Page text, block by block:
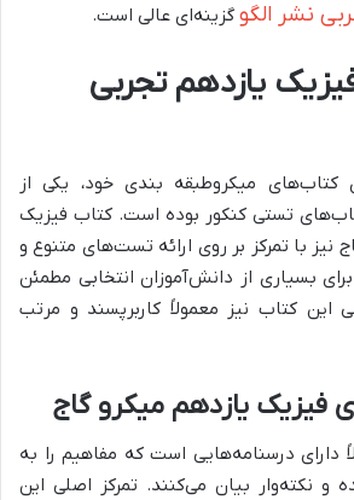
گزینه‌ای عالی است.
یازدهم تجربی
کتاب‌های میکروطبقه بندی خود، یکی از
تستی کنکور بوده است. کتاب فیزیک
نیز با تمرکز بر روی ارائه تست‌های متنوع و
بسیاری از دانش‌آموزان انتخابی مطمئن
این کتاب نیز معمولاً کاربرپسند و مرتب
فیزیک یازدهم میکرو گاج
دارای درسنامه‌هایی است که مفاهیم را به
نکته‌وار بیان می‌کنند. تمرکز اصلی این